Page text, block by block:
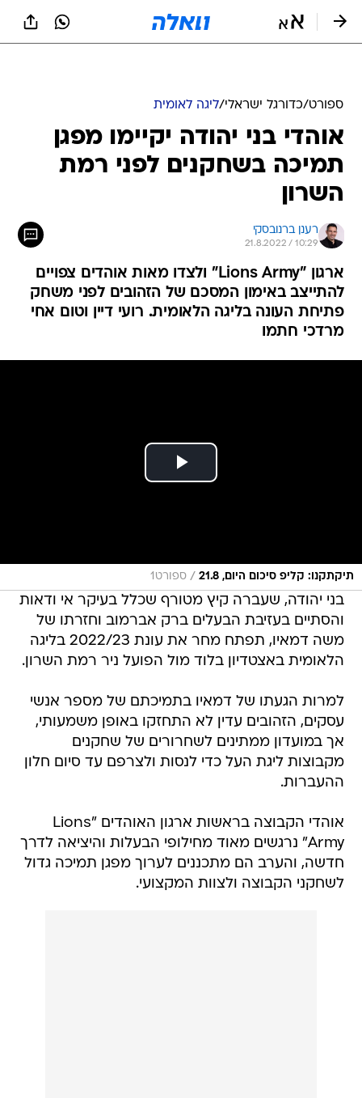
ספורט/כדורגל ישראלי/ליגה לאומית
אוהדי בני יהודה יקיימו מפגן
תמיכה בשחקנים לפני רמת
השרון
רענן ברנובסקי
21.8.2022 / 10:29
ארגון "Lions Army" ולצדו מאות אוהדים צפויים
להתייצב באימון המסכם של הזהובים לפני משחק
פתיחת העונה בליגה הלאומית. רועי דיין וטום אחי
מרדכי חתמו
תיקתקנו: קליפ סיכום היום, 21.8 / ספורט1
בני יהודה, שעברה קיץ מטורף שכלל בעיקר אי ודאות
והסתיים בעזיבת הבעלים ברק אברמוב וחזרתו של
משה דמאיו, תפתח מחר את עונת 2022/23 בליגה
הלאומית באצטדיון בלוד מול הפועל ניר רמת השרון.
למרות הגעתו של דמאיו בתמיכתם של מספר אנשי
עסקים, הזהובים עדין לא התחזקו באופן משמעותי,
אך במועדון ממתינים לשחרורים של שחקנים
מקבוצות ליגת העל כדי לנסות ולצרפם עד סיום חלון
ההעברות.
אוהדי הקבוצה בראשות ארגון האוהדים "Lions
Army" נרגשים מאוד מחילופי הבעלות והיציאה לדרך
חדשה, והערב הם מתכננים לערוך מפגן תמיכה גדול
לשחקני הקבוצה ולצוות המקצועי.